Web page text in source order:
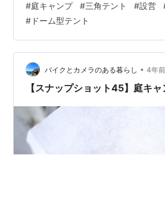
グが抜ければすぐに倒れてしまう物
は雨水の侵入に備えて周囲に排水溝
あったが雨の心配はない天気だった
た。慣れない手つきで1時間ぐらい
入口のファスナーを開けて、テント
た空間に入ると、あ、何か違う、日
#庭キャンプ #三角テント #設営
# ドーム型テント
バイクとカメラのある暮らし • 4年前
【スナップショット45】庭キ